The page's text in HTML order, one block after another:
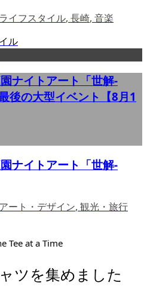
イフスタイル, 長崎, 音楽
ル
ナイトアート「世解-
後の大型イベント【8月1
ナイトアート「世解-
アート・デザイン, 観光・旅行
Tee at a Time
ツを集めました